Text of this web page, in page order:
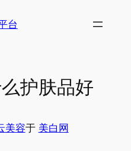
台
护肤品好
美容于 美白网